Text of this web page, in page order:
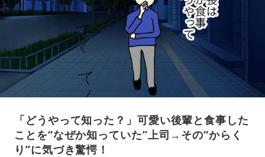
「どうやって知った？」可愛い後輩と食事した
ことを“なぜか知っていた”上司→その“からく
り”に気づき驚愕！